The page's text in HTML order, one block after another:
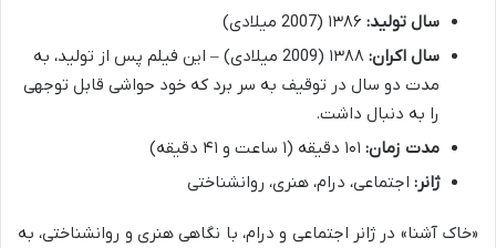
سال تولید:
سال اکران:
۱۳۸۸ (2009 میلادی) – این فیلم پس از تولید، به
مدت دو سال در توقیف به سر برد که خود حواشی قابل توجهی
را به دنبال داشت.
مدت زمان:
ژانر: اجتماعی، درام، هنری، روانشناختی
«خاک آشنا» در ژانر اجتماعی و درام، با نگاهی هنری و روانشناختی، به